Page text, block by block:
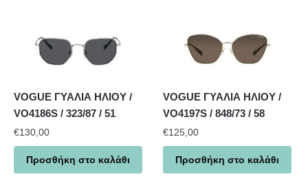
VOGUE ΓΥΑΛΙΑ ΗΛΙΟΥ /
VO4186S / 323/87 / 51
€130,00
Προσθήκη στο καλάθι
VOGUE ΓΥΑΛΙΑ ΗΛΙΟΥ /
VO4197S / 848/73 / 58
€125,00
Προσθήκη στο καλάθι